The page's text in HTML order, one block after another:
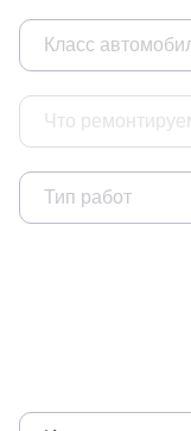
Класс
Что
Тип работ